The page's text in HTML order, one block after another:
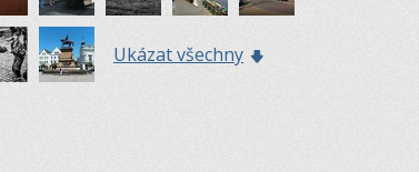
Ukázat všechny